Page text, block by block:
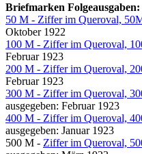
Briefmarken Folgeausgaben:
50 M - Ziffer im Queroval,
Oktober 1922
100 M - Ziffer im Queroval,
Februar 1923
200 M - Ziffer im Queroval,
Februar 1923
300 M - Ziffer im Queroval,
ausgegeben: Februar 1923
400 M - Ziffer im Queroval,
ausgegeben: Januar 1923
500 M - Ziffer im Queroval,